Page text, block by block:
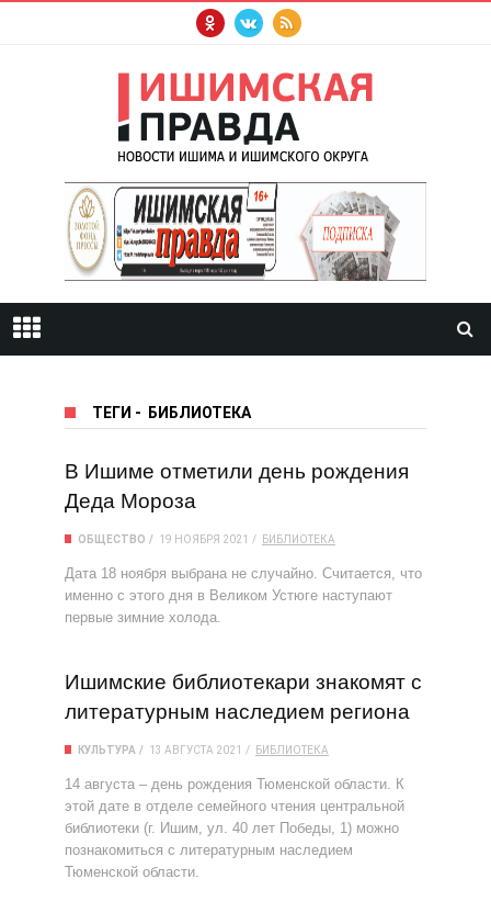
ТЕГИ - БИБЛИОТЕКА
В Ишиме отметили день рождения
Деда Мороза
ОБЩЕСТВО 19 НОЯБРЯ 2021 БИБЛИОТЕКА
Дата 18 ноября выбрана не случайно. Считается, что
именно с этого дня в Великом Устюге наступают
первые зимние холода.
Ишимские библиотекари знакомят с
литературным наследием региона
КУЛЬТУРА 13 АВГУСТА 2021 БИБЛИОТЕКА
14 августа – день рождения Тюменской области. К
этой дате в отделе семейного чтения центральной
библиотеки (г. Ишим, ул. 40 лет Победы, 1) можно
познакомиться с литературным наследием
Тюменской области.